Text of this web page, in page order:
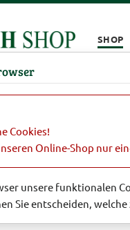
SHOP
Parfümerie
Cookies!
Online-Shop nur
unsere funktionalen
Sie entscheiden,